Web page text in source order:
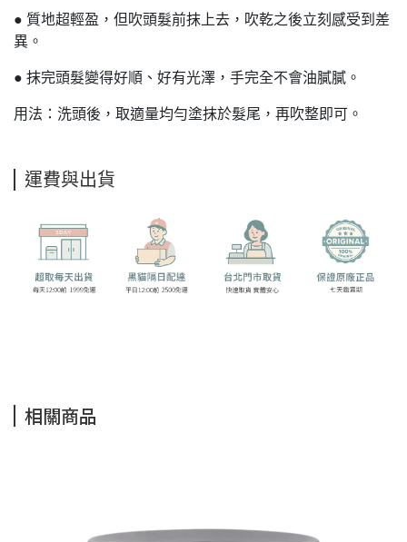
● 質地超輕盈，但吹頭髮前抹上去，吹乾之後立刻感受到差
異。
● 抹完頭髮變得好順、好有光澤，手完全不會油膩膩。
用法：洗頭後，取適量均勻塗抹於髮尾，再吹整即可。
運費與出貨
相關商品